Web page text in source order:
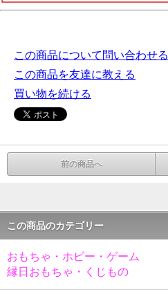
この商品について問い合わせる
この商品を友達に教える
買い物を続ける
前の商品へ
この商品のカテゴリー
おもちゃ・ホビー・ゲーム
縁日おもちゃ・くじもの